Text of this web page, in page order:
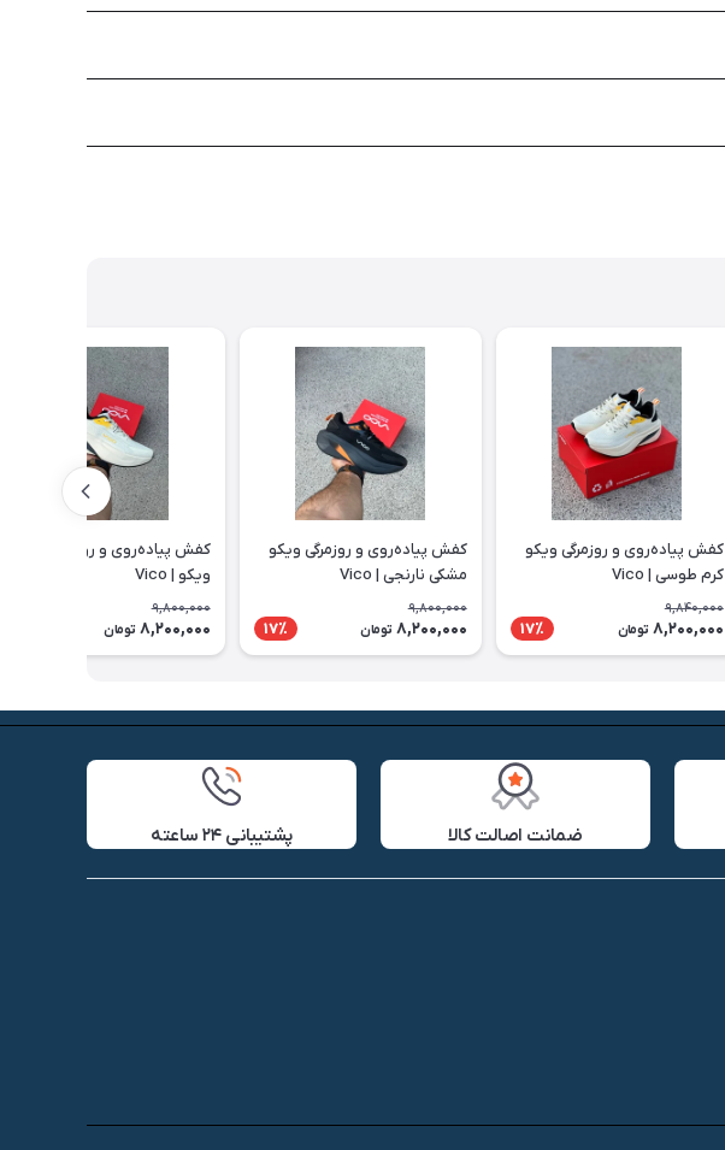
کفش پیاده‌روی و روزمرگی ویکو
کرم طوسی | Vico
9,840,000
8,200,000 تومان 17٪
کفش پیاده‌روی و روزمرگی ویکو
مشکی نارنجی | Vico
9,800,000
8,200,000 تومان 17٪
کفش پیاده‌روی و روزمرگی کرم
ویکو | Vico
9,800,000
8,200,000 تومان
ضمانت اصالت کالا پشتیبانی ۲۴ ساعته